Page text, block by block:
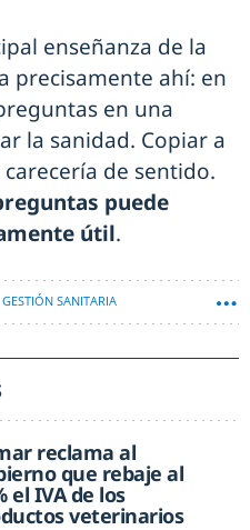
enseñanza de la
precisamente ahí: en
en una
la sanidad. Copiar a
de sentido.
puede
útil.
GESTIÓN SANITARIA
reclama al
que rebaje al
el IVA de los
veterinarios